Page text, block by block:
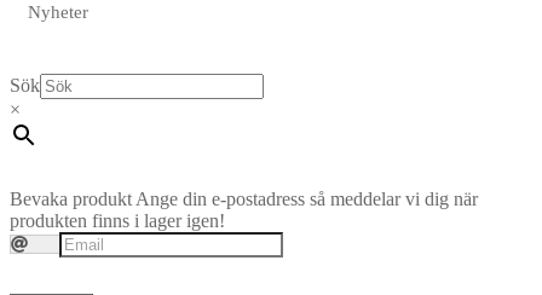
Nyheter
Sök
×
Bevaka produkt Ange din e-postadress så meddelar vi dig när
produkten finns i lager igen!